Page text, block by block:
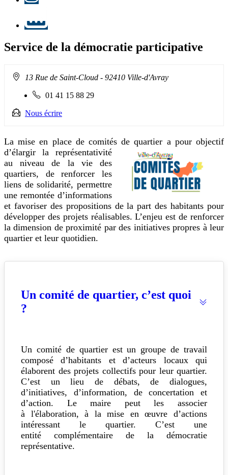
Service de la démocratie participative
Adresse13 Rue de Saint-Cloud - 92410 Ville-d'Avray
Téléphone
:
01 41 15 88 29
Nous écrire
La mise en place de comités de quartier a pour objectif
d’élargir la représentativité
au niveau de la vie des
quartiers, de renforcer les
liens de solidarité, permettre
une remontée d’informations
et favoriser des propositions de la part des habitants pour
développer des projets réalisables. L’enjeu est de renforcer
la dimension de proximité par des initiatives propres à leur
quartier et leur quotidien.
Un comité de quartier, c’est quoi
?
Un comité de quartier est un groupe de travail
composé d’habitants et d’acteurs locaux qui
élaborent des projets collectifs pour leur quartier.
C’est un lieu de débats, de dialogues,
d’initiatives, d’information, de concertation et
d’action. Le maire peut les associer
à l'élaboration, à la mise en œuvre d’actions
intéressant le quartier. C’est une
entité complémentaire de la démocratie
représentative.